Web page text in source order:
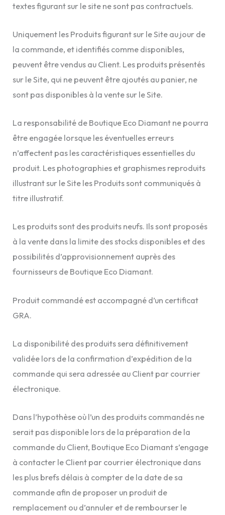
textes figurant sur le site ne sont pas contractuels.
Uniquement les Produits figurant sur le Site au jour de
la commande, et identifiés comme disponibles,
peuvent être vendus au Client. Les produits présentés
sur le Site, qui ne peuvent être ajoutés au panier, ne
sont pas disponibles à la vente sur le Site.
La responsabilité de Boutique Eco Diamant ne pourra
être engagée lorsque les éventuelles erreurs
n’affectent pas les caractéristiques essentielles du
produit. Les photographies et graphismes reproduits
illustrant sur le Site les Produits sont communiqués à
titre illustratif.
Les produits sont des produits neufs. Ils sont proposés
à la vente dans la limite des stocks disponibles et des
possibilités d’approvisionnement auprès des
fournisseurs de Boutique Eco Diamant.
Produit commandé est accompagné d’un certificat
GRA.
La disponibilité des produits sera définitivement
validée lors de la confirmation d’expédition de la
commande qui sera adressée au Client par courrier
électronique.
Dans l’hypothèse où l’un des produits commandés ne
serait pas disponible lors de la préparation de la
commande du Client, Boutique Eco Diamant s’engage
à contacter le Client par courrier électronique dans
les plus brefs délais à compter de la date de sa
commande afin de proposer un produit de
remplacement ou d’annuler et de rembourser le